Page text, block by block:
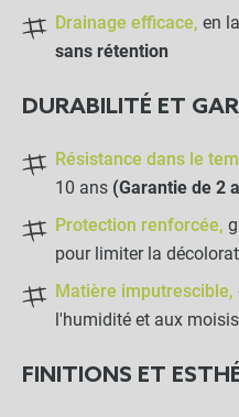
LES PRODUITS
Drainage efficace, en
sans rétention
DURABILITÉ ET
Résistance dans le
10 ans (Garantie de 2
Protection renforcée,
pour limiter la
Matière imputrescible,
l'humidité et aux
FINITIONS ET